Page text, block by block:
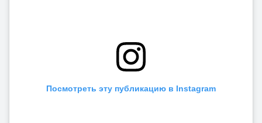
Посмотреть эту публикацию в Instagram